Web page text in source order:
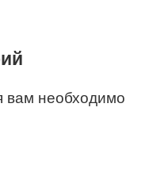
вам необходимо